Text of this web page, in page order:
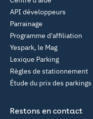
API développeurs
Parrainage
Programme d'affiliation
Yespark, le Mag
Lexique Parking
Règles de stationnement
Étude du prix des parkings
Restons en contact